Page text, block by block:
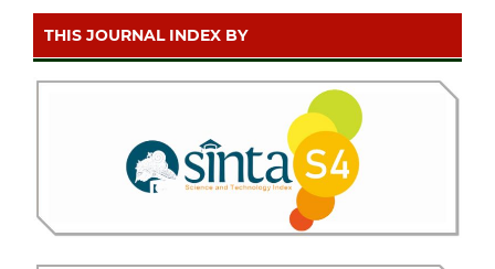
THIS JOURNAL INDEX BY